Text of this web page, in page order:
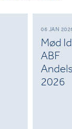
06 JAN
Mød
ABF
2026